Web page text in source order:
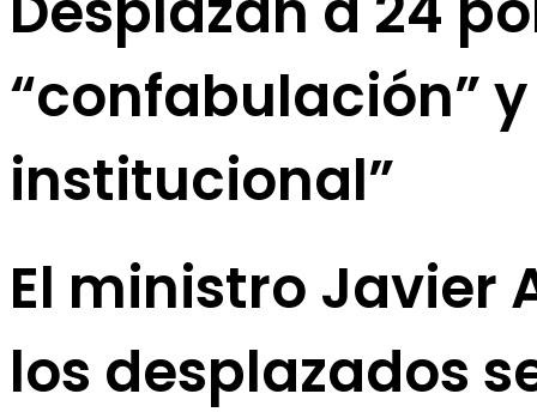
“confabulación”
institucional”
El ministro Javier
los desplazados